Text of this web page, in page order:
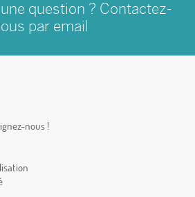
question ? Contactez-
par email
nous !